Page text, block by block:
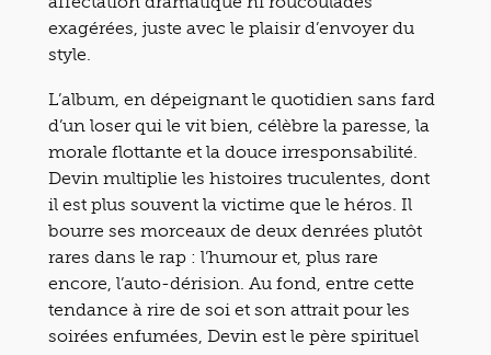
exagérées, juste avec le plaisir d’envoyer du
style.
L’album, en dépeignant le quotidien sans fard
d’un loser qui le vit bien, célèbre la paresse, la
morale flottante et la douce irresponsabilité.
Devin multiplie les histoires truculentes, dont
il est plus souvent la victime que le héros. Il
bourre ses morceaux de deux denrées plutôt
rares dans le rap : l’humour et, plus rare
encore, l’auto-dérision. Au fond, entre cette
tendance à rire de soi et son attrait pour les
soirées enfumées, Devin est le père spirituel